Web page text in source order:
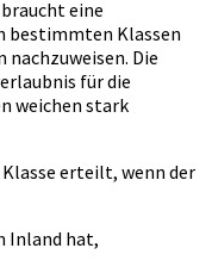
eine
bestimmten Klassen
Die
für die
weichen stark
erteilt, wenn der
Inland hat,